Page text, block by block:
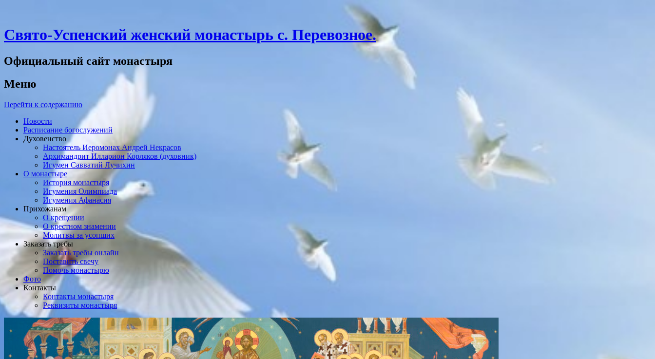
Свято-Успенский женский монастырь с. Перевозное.
Официальный сайт монастыря
Меню
Перейти к содержанию
Новости
Расписание богослужений
Духовенство
Настоятель Иеромонах Андрей Некрасов
Архимандрит Илларион Корляков (духовник)
Игумен Савватий Лучихин
О монастыре
История монастыря
Игумения Олимпиада
Игумения Афанасия
Прихожанам
О крещении
О крестном знамении
Молитвы за усопших
Заказать требы
Заказать требы онлайн
Поставить свечу
Помочь монастырю
Фото
Контакты
Контакты монастыря
Реквизиты монастыря